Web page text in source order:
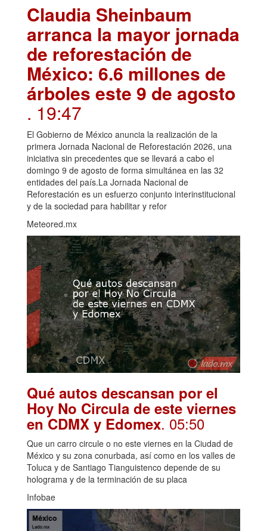
Claudia Sheinbaum
arranca la mayor jornada
de reforestación de
México: 6.6 millones de
árboles este 9 de agosto
. 19:47
El Gobierno de México anuncia la realización de la
primera Jornada Nacional de Reforestación 2026, una
iniciativa sin precedentes que se llevará a cabo el
domingo 9 de agosto de forma simultánea en las 32
entidades del país.La Jornada Nacional de
Reforestación es un esfuerzo conjunto interinstitucional
y de la sociedad para habilitar y refor
Meteored.mx
Qué autos descansan por el
Hoy No Circula de este viernes
en CDMX y Edomex. 05:50
Que un carro circule o no este viernes en la Ciudad de
México y su zona conurbada, así como en los valles de
Toluca y de Santiago Tianguistenco depende de su
holograma y de la terminación de su placa
Infobae